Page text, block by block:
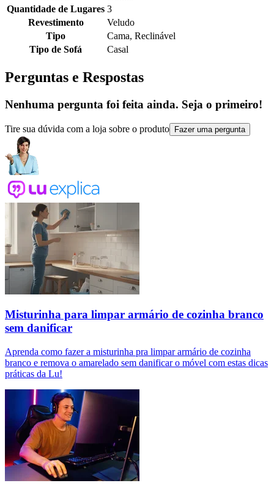
Quantidade de Lugares 3
Revestimento
Veludo
Tipo
Cama, Reclinável
Tipo de Sofá
Casal
Perguntas e Respostas
Nenhuma pergunta foi feita ainda. Seja o primeiro!
Tire sua dúvida com a loja sobre o produto Fazer uma pergunta
Misturinha para limpar armário de cozinha branco
sem danificar
Aprenda como fazer a misturinha pra limpar armário de cozinha
branco e remova o amarelado sem danificar o móvel com estas dicas
práticas da Lu!